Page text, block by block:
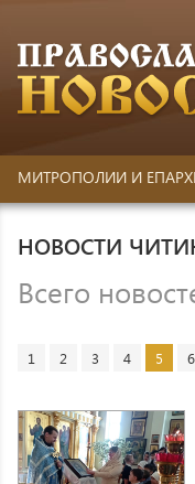
МИТРОПОЛИИ И
НОВОСТИ
Всего
1 2 3 4 5 6